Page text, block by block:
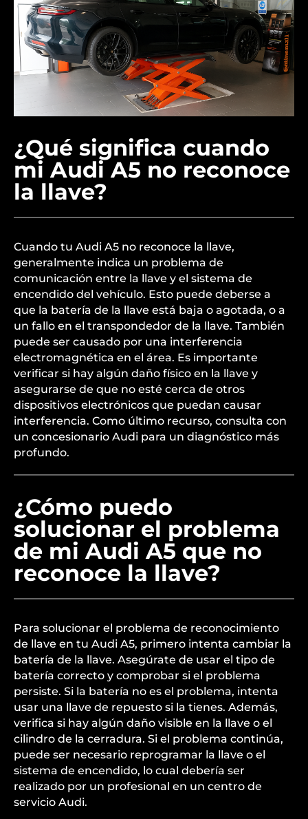
¿Qué significa cuando
mi Audi A5 no reconoce
la llave?
Cuando tu Audi A5 no reconoce la llave,
generalmente indica un problema de
comunicación entre la llave y el sistema de
encendido del vehículo. Esto puede deberse a
que la batería de la llave está baja o agotada, o a
un fallo en el transpondedor de la llave. También
puede ser causado por una interferencia
electromagnética en el área. Es importante
verificar si hay algún daño físico en la llave y
asegurarse de que no esté cerca de otros
dispositivos electrónicos que puedan causar
interferencia. Como último recurso, consulta con
un concesionario Audi para un diagnóstico más
profundo.
¿Cómo puedo
solucionar el problema
de mi Audi A5 que no
reconoce la llave?
Para solucionar el problema de reconocimiento
de llave en tu Audi A5, primero intenta cambiar la
batería de la llave. Asegúrate de usar el tipo de
batería correcto y comprobar si el problema
persiste. Si la batería no es el problema, intenta
usar una llave de repuesto si la tienes. Además,
verifica si hay algún daño visible en la llave o el
cilindro de la cerradura. Si el problema continúa,
puede ser necesario reprogramar la llave o el
sistema de encendido, lo cual debería ser
realizado por un profesional en un centro de
servicio Audi.